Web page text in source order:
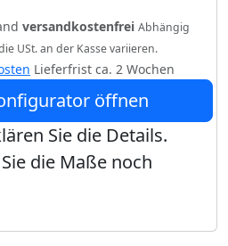
versandkostenfrei Abhängig
USt. an der Kasse variieren.
Lieferfrist ca. 2 Wochen
öffnen
Sie die Details.
die Maße noch